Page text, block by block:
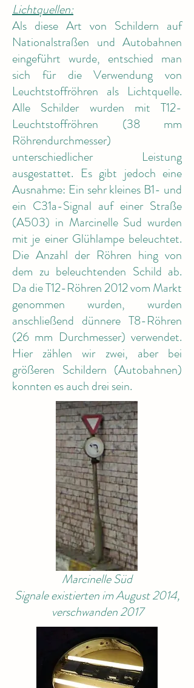
Lichtquellen:
Als diese Art von Schildern auf
Nationalstraßen und Autobahnen
eingeführt wurde, entschied man
sich für die Verwendung von
Leuchtstoffröhren als Lichtquelle.
Alle Schilder wurden mit T12-
Leuchtstoffröhren (38 mm
Röhrendurchmesser)
unterschiedlicher Leistung
ausgestattet. Es gibt jedoch eine
Ausnahme: Ein sehr kleines B1- und
ein C31a-Signal auf einer Straße
(A503) in Marcinelle Sud wurden
mit je einer Glühlampe beleuchtet.
Die Anzahl der Röhren hing von
dem zu beleuchtenden Schild ab.
Da die T12-Röhren 2012 vom Markt
genommen wurden, wurden
anschließend dünnere T8-Röhren
(26 mm Durchmesser) verwendet.
Hier zählen wir zwei, aber bei
größeren Schildern (Autobahnen)
konnten es auch drei sein.
Marcinelle Süd
Signale existierten im August 2014,
verschwanden 2017